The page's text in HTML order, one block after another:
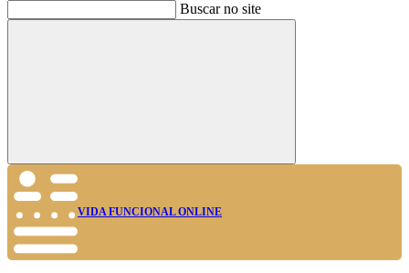
Buscar no site
Buscar
VIDA FUNCIONAL ONLINE